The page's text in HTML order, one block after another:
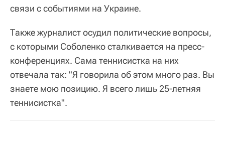
связи с событиями на Украине.
Также журналист осудил политические вопросы,
с которыми Соболенко сталкивается на пресс-
конференциях. Сама теннисистка на них
отвечала так: "Я говорила об этом много раз. Вы
знаете мою позицию. Я всего лишь 25-летняя
теннисистка".